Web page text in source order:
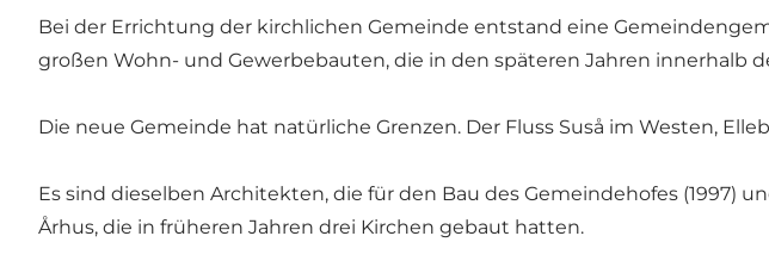
Bei der Errichtung der kirchlichen Gemeinde entstand eine
großen Wohn- und Gewerbebauten, die in den späteren Jahren innerhalb
Die neue Gemeinde hat natürliche Grenzen. Der Fluss Suså im Westen,
Es sind dieselben Architekten, die für den Bau des Gemeindehofes (1997)
Århus, die in früheren Jahren drei Kirchen gebaut hatten.